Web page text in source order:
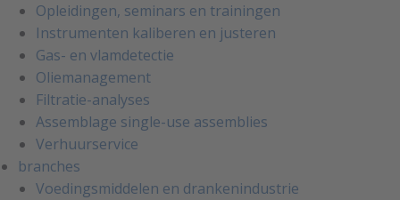
Opleidingen, seminars en trainingen
Instrumenten kaliberen en justeren
Gas- en vlamdetectie
Oliemanagement
Filtratie-analyses
Assemblage single-use assemblies
Verhuurservice
branches
Voedingsmiddelen en drankenindustrie